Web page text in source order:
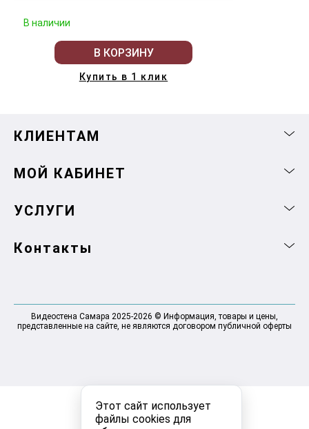
Этот сайт использует
файлы cookies для
В наличии
В КОРЗИНУ
Купить в 1 клик
КЛИЕНТАМ
МОЙ КАБИНЕТ
УСЛУГИ
Контакты
Видеостена Самара 2025-2026 © Информация, товары и цены,
представленные на сайте, не являются договором публичной оферты